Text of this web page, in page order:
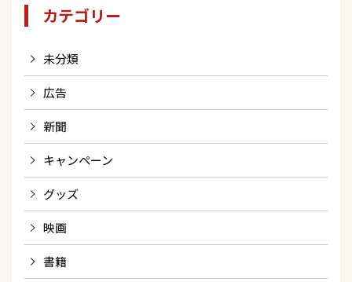
カテゴリー
未分類
広告
新聞
キャンペーン
グッズ
映画
書籍